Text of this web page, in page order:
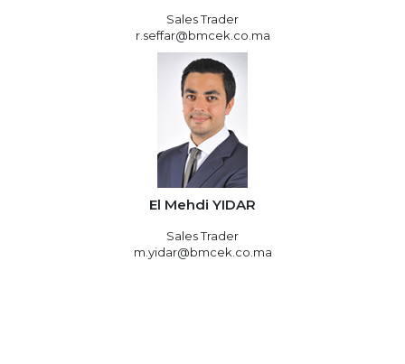
Sales Trader
r.seffar@bmcek.co.ma
El Mehdi YIDAR
Sales Trader
m.yidar@bmcek.co.ma